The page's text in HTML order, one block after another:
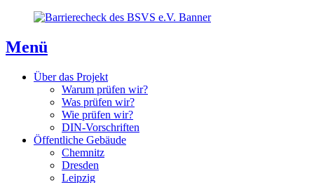
Inhaltsverzeichnis
Kontaktseite
Inhalt
Menü
Über das Projekt
Warum prüfen wir?
Was prüfen wir?
Wie prüfen wir?
DIN-Vorschriften
Öffentliche Gebäude
Chemnitz
Dresden
Leipzig